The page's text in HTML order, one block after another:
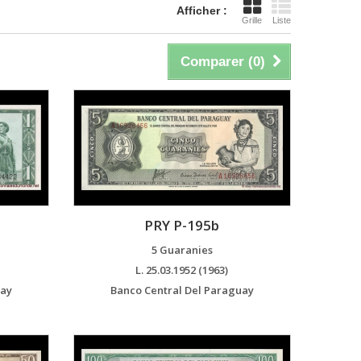
Afficher :
Grille Liste
Comparer (0)
PRY P-195b
5 Guaranies
L. 25.03.1952 (1963)
Banco Central Del Paraguay